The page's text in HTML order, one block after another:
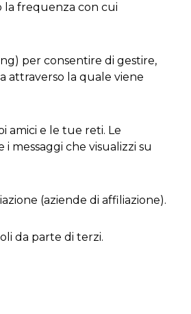
la frequenza con cui
per consentire di gestire,
attraverso la quale viene
amici e le tue reti. Le
messaggi che visualizzi su
(aziende di affiliazione).
da parte di terzi.